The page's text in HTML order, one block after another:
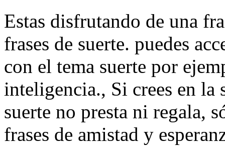
Estas disfrutando de una
frases de suerte. puedes
con el tema suerte por
inteligencia., Si crees en la
suerte no presta ni regala,
frases de amistad y